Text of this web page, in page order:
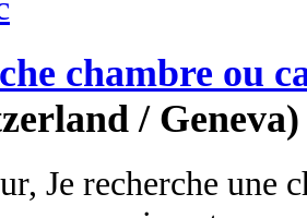
chambre ou
/ Geneva)
Je recherche une